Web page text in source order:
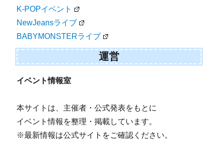
K-POPイベント
NewJeansライブ
BABYMONSTERライブ
運営
イベント情報室
本サイトは、主催者・公式発表をもとに
イベント情報を整理・掲載しています。
※最新情報は公式サイトをご確認ください。